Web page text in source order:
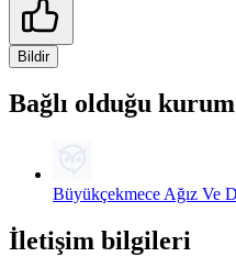
Bildir
Bağlı olduğu kurum
Büyükçekmece Ağız Ve
İletişim bilgileri